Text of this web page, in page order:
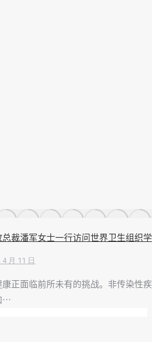
裁潘军女士一行访问世界卫生组织
4 月 11 日
正面临前所未有的挑战。非传染性
…